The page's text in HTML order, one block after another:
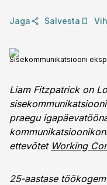
Jaga Salvesta
Sisekommunikatsiooni
Liam Fitzpatrick on
praegu
ettevõtet Working
25-aastase